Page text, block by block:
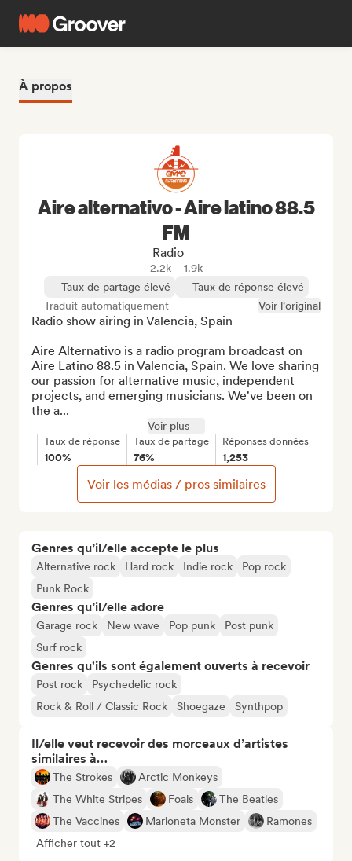
À propos
Genres qu’il/elle accepte le plus
Alternative rock Hard rock Indie rock
Pop rock
Punk Rock
Genres qu’il/elle adore
Garage rock New wave Pop punk
Post punk
Surf rock
Genres qu'ils sont également ouverts à recevoir
Post rock
Psychedelic rock
Rock & Roll / Classic Rock
Shoegaze Synthpop
Il/elle veut recevoir des morceaux d’artistes
similaires à…
The Strokes
Arctic Monkeys
The White Stripes
Foals
The Beatles
The Vaccines
Marioneta Monster
Ramones
Afficher tout +2
Aire alternativo - Aire latino 88.5
FM
Radio
2.2k
1.9k
Taux de partage élevé
Taux de réponse élevé
Traduit automatiquement
Voir l'original
Radio show airing in Valencia, Spain
Aire Alternativo is a radio program broadcast on
Aire Latino 88.5 in Valencia, Spain. We love sharing
our passion for alternative music, independent
projects, and emerging musicians. We've been on
the a...
Voir plus
Taux de réponse
100%
Taux de partage
76%
Réponses données
1,253
Voir les médias / pros similaires